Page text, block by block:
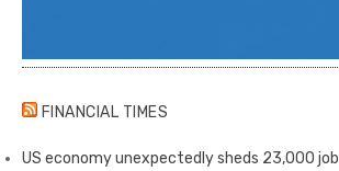
FINANCIAL TIMES
US economy unexpectedly sheds 23,000